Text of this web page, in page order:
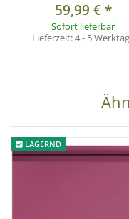
59,99 €*
Sofort lieferbar
Lieferzeit:4 - 5
LAGERND